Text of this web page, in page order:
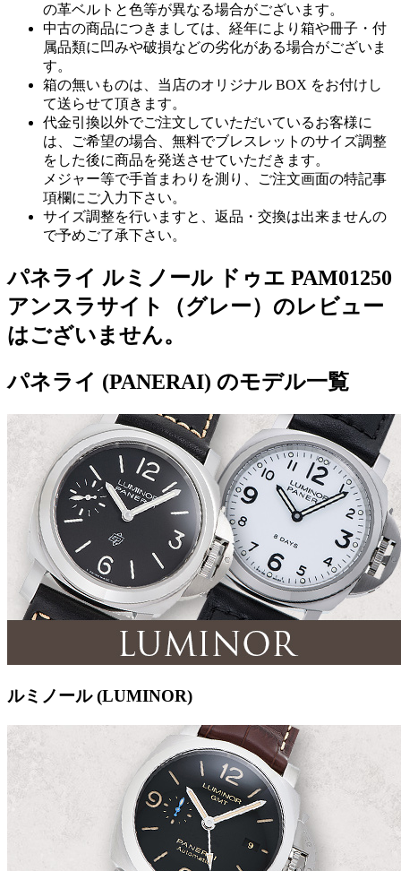
の革ベルトと色等が異なる場合がございます。
中古の商品につきましては、経年により箱や冊子・付
属品類に凹みや破損などの劣化がある場合がございま
す。
箱の無いものは、当店のオリジナル BOX をお付けし
て送らせて頂きます。
代金引換以外でご注文していただいているお客様に
は、ご希望の場合、無料でブレスレットのサイズ調整
をした後に商品を発送させていただきます。
メジャー等で手首まわりを測り、ご注文画面の特記事
項欄にご入力下さい。
サイズ調整を行いますと、返品・交換は出来ませんの
で予めご了承下さい。
パネライ ルミノール ドゥエ PAM01250
アンスラサイト（グレー）のレビュー
はございません。
パネライ (PANERAI) のモデル一覧
ルミノール (LUMINOR)